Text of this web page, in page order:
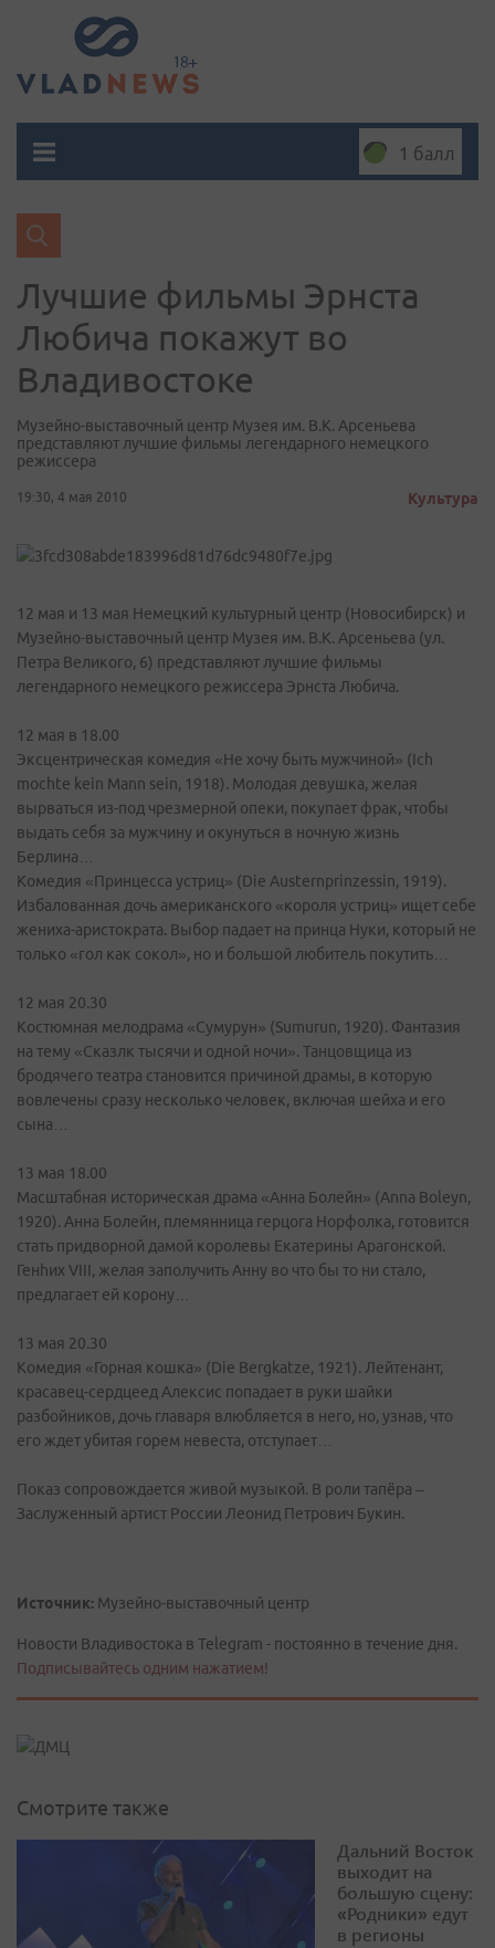
1 балл
Лучшие фильмы Эрнста
Любича покажут во
Владивостоке
Музейно-выставочный центр Музея им. В.К. Арсеньева
представляют лучшие фильмы легендарного немецкого
режиссера
19:30, 4 мая 2010 Культура
12 мая и 13 мая Немецкий культурный центр (Новосибирск) и
Музейно-выставочный центр Музея им. В.К. Арсеньева (ул.
Петра Великого, 6) представляют лучшие фильмы
легендарного немецкого режиссера Эрнста Любича.
12 мая в 18.00
Эксцентрическая комедия «Не хочу быть мужчиной» (Ich
mochte kein Mann sein, 1918). Молодая девушка, желая
вырваться из-под чрезмерной опеки, покупает фрак, чтобы
выдать себя за мужчину и окунуться в ночную жизнь
Берлина…
Комедия «Принцесса устриц» (Die Austernprinzessin, 1919).
Избалованная дочь американского «короля устриц» ищет себе
жениха-аристократа. Выбор падает на принца Нуки, который не
только «гол как сокол», но и большой любитель покутить…
12 мая 20.30
Костюмная мелодрама «Сумурун» (Sumurun, 1920). Фантазия
на тему «Сказлк тысячи и одной ночи». Танцовщица из
бродячего театра становится причиной драмы, в которую
вовлечены сразу несколько человек, включая шейха и его
сына…
13 мая 18.00
Масштабная историческая драма «Анна Болейн» (Anna Boleyn,
1920). Анна Болейн, племянница герцога Норфолка, готовится
стать придворной дамой королевы Екатерины Арагонской.
Генhих VIII, желая заполучить Анну во что бы то ни стало,
предлагает ей корону…
13 мая 20.30
Комедия «Горная кошка» (Die Bergkatze, 1921). Лейтенант,
красавец-сердцеед Алексис попадает в руки шайки
разбойников, дочь главаря влюбляется в него, но, узнав, что
его ждет убитая горем невеста, отступает…
Показ сопровождается живой музыкой. В роли тапёра –
Заслуженный артист России Леонид Петрович Букин.
Источник: Музейно-выставочный центр
Новости Владивостока в Telegram - постоянно в течение дня.
Подписывайтесь одним нажатием!
Смотрите также
Дальний Восток
выходит на
большую сцену:
«Родники» едут
в регионы